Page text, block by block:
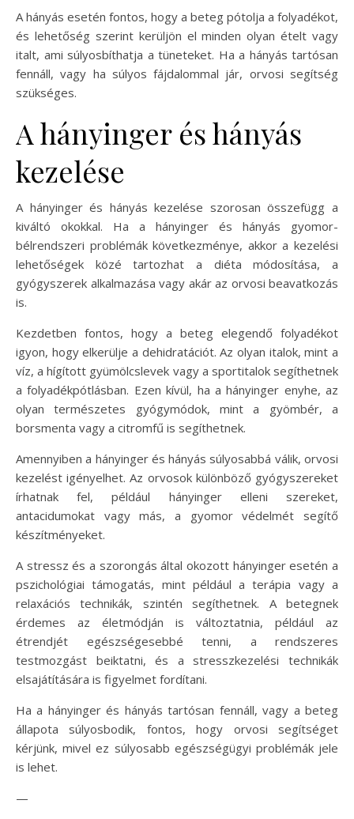
A hányás esetén fontos, hogy a beteg pótolja a folyadékot,
és lehetőség szerint kerüljön el minden olyan ételt vagy
italt, ami súlyosbíthatja a tüneteket. Ha a hányás tartósan
fennáll, vagy ha súlyos fájdalommal jár, orvosi segítség
szükséges.
A hányinger és hányás
kezelése
A hányinger és hányás kezelése szorosan összefügg a
kiváltó okokkal. Ha a hányinger és hányás gyomor-
bélrendszeri problémák következménye, akkor a kezelési
lehetőségek közé tartozhat a diéta módosítása, a
gyógyszerek alkalmazása vagy akár az orvosi beavatkozás
is.
Kezdetben fontos, hogy a beteg elegendő folyadékot
igyon, hogy elkerülje a dehidratációt. Az olyan italok, mint a
víz, a hígított gyümölcslevek vagy a sportitalok segíthetnek
a folyadékpótlásban. Ezen kívül, ha a hányinger enyhe, az
olyan természetes gyógymódok, mint a gyömbér, a
borsmenta vagy a citromfű is segíthetnek.
Amennyiben a hányinger és hányás súlyosabbá válik, orvosi
kezelést igényelhet. Az orvosok különböző gyógyszereket
írhatnak fel, például hányinger elleni szereket,
antacidumokat vagy más, a gyomor védelmét segítő
készítményeket.
A stressz és a szorongás által okozott hányinger esetén a
pszichológiai támogatás, mint például a terápia vagy a
relaxációs technikák, szintén segíthetnek. A betegnek
érdemes az életmódján is változtatnia, például az
étrendjét egészségesebbé tenni, a rendszeres
testmozgást beiktatni, és a stresszkezelési technikák
elsajátítására is figyelmet fordítani.
Ha a hányinger és hányás tartósan fennáll, vagy a beteg
állapota súlyosbodik, fontos, hogy orvosi segítséget
kérjünk, mivel ez súlyosabb egészségügyi problémák jele
is lehet.
—